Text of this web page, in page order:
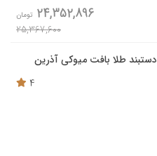
24,352,896 تومان
25,367,600
دستبند طلا بافت میوکی آذرین
4